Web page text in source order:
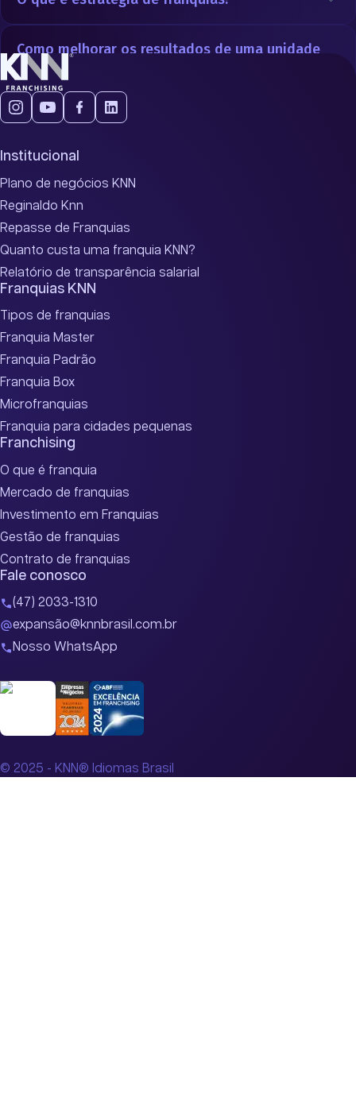
Como melhorar os resultados de uma unidade
franqueada?
Institucional
Plano de negócios KNN
Reginaldo Knn
Repasse de Franquias
Quanto custa uma franquia KNN?
Relatório de transparência salarial
Franquias KNN
Tipos de franquias
Franquia Master
Franquia Padrão
Franquia Box
Microfranquias
Franquia para cidades pequenas
Franchising
O que é franquia
Mercado de franquias
Investimento em Franquias
Gestão de franquias
Contrato de franquias
Fale conosco
(47) 2033-1310
expansão@knnbrasil.com.br
Nosso WhatsApp
© 2025 - KNN® Idiomas Brasil